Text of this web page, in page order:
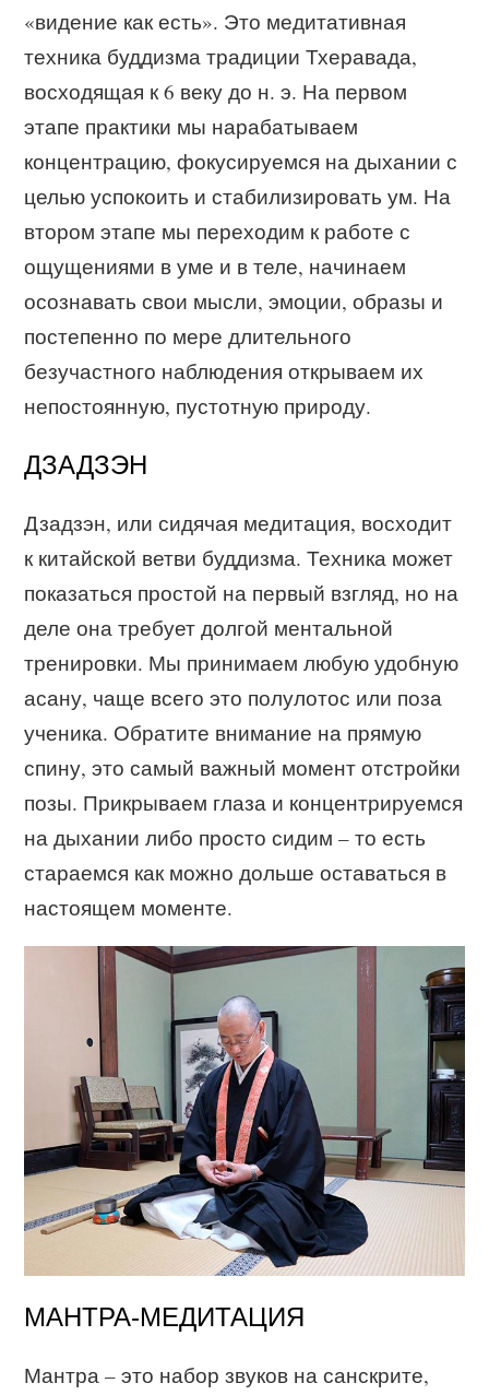
«видение как есть». Это медитативная
техника буддизма традиции Тхеравада,
восходящая к 6 веку до н. э. На первом
этапе практики мы нарабатываем
концентрацию, фокусируемся на дыхании с
целью успокоить и стабилизировать ум. На
втором этапе мы переходим к работе с
ощущениями в уме и в теле, начинаем
осознавать свои мысли, эмоции, образы и
постепенно по мере длительного
безучастного наблюдения открываем их
непостоянную, пустотную природу.
ДЗАДЗЭН
Дзадзэн, или сидячая медитация, восходит
к китайской ветви буддизма. Техника может
показаться простой на первый взгляд, но на
деле она требует долгой ментальной
тренировки. Мы принимаем любую удобную
асану, чаще всего это полулотос или поза
ученика. Обратите внимание на прямую
спину, это самый важный момент отстройки
позы. Прикрываем глаза и концентрируемся
на дыхании либо просто сидим – то есть
стараемся как можно дольше оставаться в
настоящем моменте.
МАНТРА-МЕДИТАЦИЯ
Мантра – это набор звуков на санскрите,